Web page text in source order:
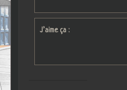
J’aime ça :